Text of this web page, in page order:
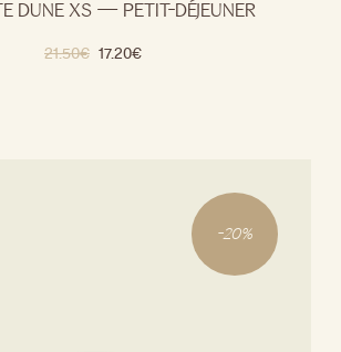
DUNE XS — PETIT-DÉJEUNER
21.50€ 17.20€
-20%